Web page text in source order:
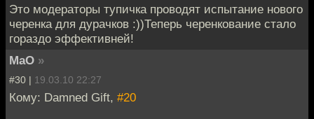
Это модераторы тупичка проводят испытание нового
черенка для дурачков :))Теперь черенкование стало
гораздо эффективней!
MaO »
#30 | 19.03.10 22:27
Кому: Damned Gift, #20